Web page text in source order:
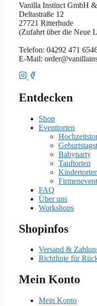
Vanilla Instinct GmbH
Deltastraße 12
27721 Ritterhude
(Zufahrt über die Neue
Telefon: 04292 471
E-Mail:
Entdecken
Shop
Eventtorten
Babyparty
Tauftorten
Kindertorten
FAQ
Über uns
Workshops
Shopinfos
Versand &
Richtlinie für
Mein Konto
Mein Konto